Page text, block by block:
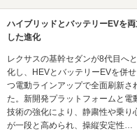
ハイブリッドとバッテリーEVを
した進化
レクサスの基幹セダンが8代目へ
化し、HEVとバッテリーEVを併せ
つ電動ラインアップで全面刷新さ
た。新開発プラットフォームと電
技術の強化により、静粛性や乗り
が一段と高められ、操縦安定性…